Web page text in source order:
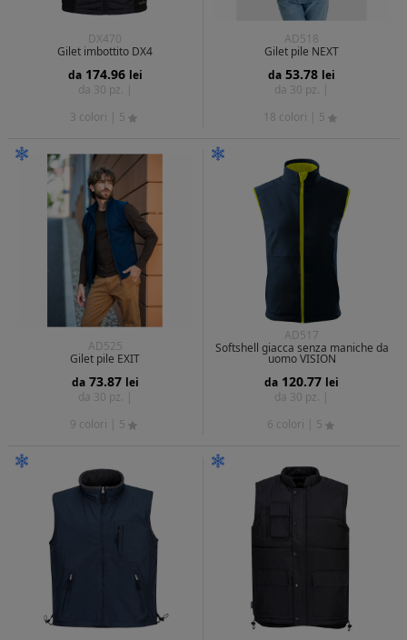
DX470
Gilet imbottito DX4
da 174.96 lei
da 30 pz. |
3 colori
| 5
AD518
Gilet pile NEXT
da 53.78 lei
da 30 pz. |
18 colori
| 5
AD525
Gilet pile EXIT
da 73.87 lei
da 30 pz. |
9 colori
| 5
AD517
Softshell giacca senza maniche da
uomo VISION
da 120.77 lei
da 30 pz. |
6 colori
| 5